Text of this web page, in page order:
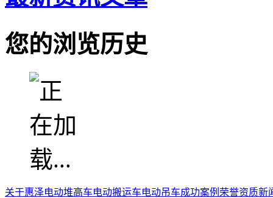
您的浏览历史
关于惠泽电动堆高车电动搬运车电动吊车成功案例 荣誉资质新